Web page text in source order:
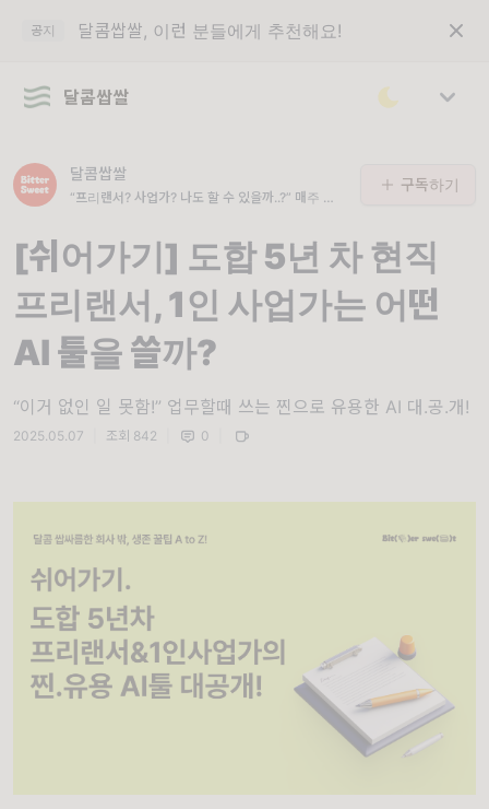
공지 달콤쌉쌀, 이런 분들에게 추천해요!
달콤쌉쌀
달콤쌉쌀
“프리랜서? 사업가? 나도 할 수 있을까..?” 매주 수
구독하기
[쉬어가기] 도합 5년 차 현직
프리랜서, 1인 사업가는 어떤
AI 툴을 쓸까?
“이거 없인 일 못함!” 업무할때 쓰는 찐으로 유용한 AI 대.공.개!
2025.05.07 조회 842 0